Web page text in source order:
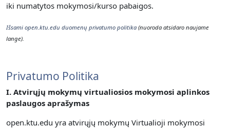
iki numatytos mokymosi/kurso pabaigos.
Išsami open.ktu.edu duomenų privatumo politika (nuoroda atsidaro naujame
lange).
Privatumo Politika
I. Atvirųjų mokymų virtualiosios mokymosi aplinkos
paslaugos aprašymas
open.ktu.edu yra atvirųjų mokymų Virtualioji mokymosi